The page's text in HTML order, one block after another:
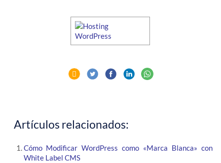
Artículos relacionados:
Cómo Modificar WordPress como «Marca Blanca» con
White Label CMS